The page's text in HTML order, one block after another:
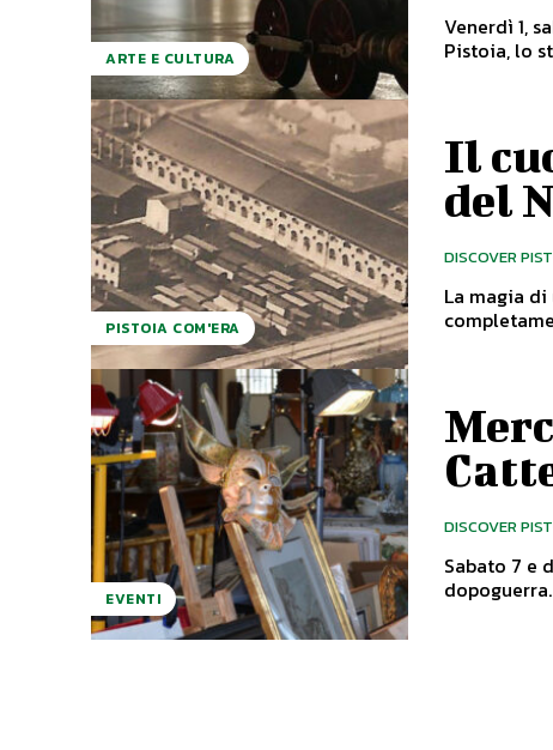
ARTE E CULTURA
Venerdì 1,
PISTOIA COM'ERA
Il
del
DISCOVER
La magia
EVENTI
DISCOVER
Sabato 7 e